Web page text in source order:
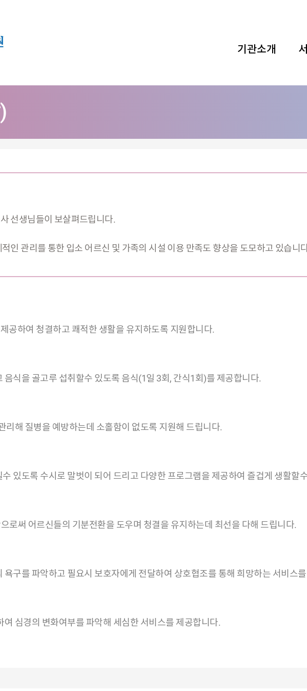
기관소개
선생님들이 보살펴드립니다.
인 관리를 통한 입소 어르신 및 가족의 시설 이용 만족도 향상을 도모하고 있습니
공하여 청결하고 쾌적한 생활을 유지하도록 지원합니다.
음식을 골고루 섭취할수 있도록 음식(1일 3회, 간식1회)를 제공합니다.
리해 질병을 예방하는데 소홀함이 없도록 지원해 드립니다.
있도록 수시로 말벗이 되어 드리고 다양한 프로그램을 제공하여 즐겁게 생활할
로써 어르신들의 기분전환을 도우며 청결을 유지하는데 최선을 다해 드립니다.
욕구를 파악하고 필요시 보호자에게 전달하여 상호협조를 통해 희망하는 서비스
여 심경의 변화여부를 파악해 세심한 서비스를 제공합니다.